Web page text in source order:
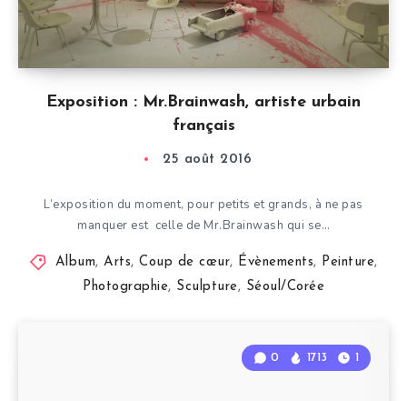
Exposition : Mr.Brainwash, artiste urbain
français
25 août 2016
L’exposition du moment, pour petits et grands, à ne pas
manquer est celle de Mr.Brainwash qui se…
Album,Arts,Coup de cœur, Évènements, Peinture,
Photographie, Sculpture, Séoul/Corée
0 1713 1